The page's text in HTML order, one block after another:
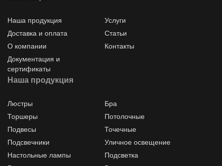
Наша продукция
Услуги
Доставка и оплата
Статьи
О компании
Контакты
Документация и
сертификаты
Наша продукция
Люстры
Бра
Торшеры
Потолочные
Подвесы
Точечные
Подсвечники
Уличное освещение
Настольные лампы
Подсветка